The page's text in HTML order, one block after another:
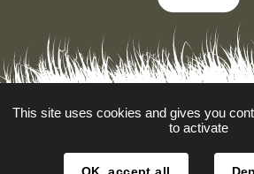
Mentions légales
Données
This site uses cookies and gives you
to activate